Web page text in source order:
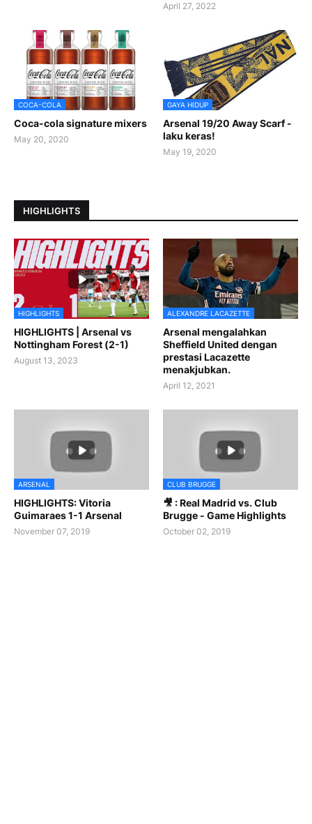
April 27, 2022
COCA-COLA
Coca-cola signature mixers
May 20, 2020
GAYA HIDUP
Arsenal 19/20 Away Scarf -
laku keras!
May 19, 2020
HIGHLIGHTS
HIGHLIGHTS
HIGHLIGHTS | Arsenal vs
Nottingham Forest (2-1)
August 13, 2023
ALEXANDRE LACAZETTE
Arsenal mengalahkan
Sheffield United dengan
prestasi Lacazette
menakjubkan.
April 12, 2021
ARSENAL
HIGHLIGHTS: Vitoria
Guimaraes 1-1 Arsenal
November 07, 2019
CLUB BRUGGE
🎥 : Real Madrid vs. Club
Brugge - Game Highlights
October 02, 2019